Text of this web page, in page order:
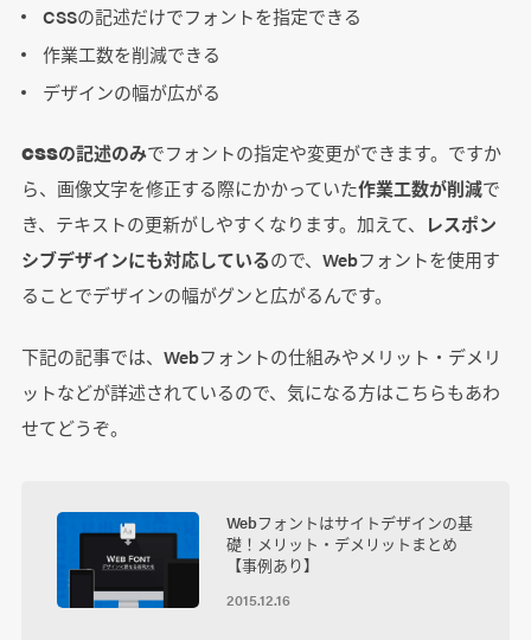
CSSの記述だけでフォントを指定できる
作業工数を削減できる
デザインの幅が広がる
CSSの記述のみでフォントの指定や変更ができます。ですか
ら、画像文字を修正する際にかかっていた作業工数が削減で
き、テキストの更新がしやすくなります。加えて、
レスポン
シブデザインにも対応しているので、Webフォントを使用す
ることでデザインの幅がグンと広がるんです。
下記の記事では、Webフォントの仕組みやメリット・デメリ
ットなどが詳述されているので、気になる方はこちらもあわ
せてどうぞ。
Webフォントはサイトデザインの基
礎！メリット・デメリットまとめ
【事例あり】
2015.12.16